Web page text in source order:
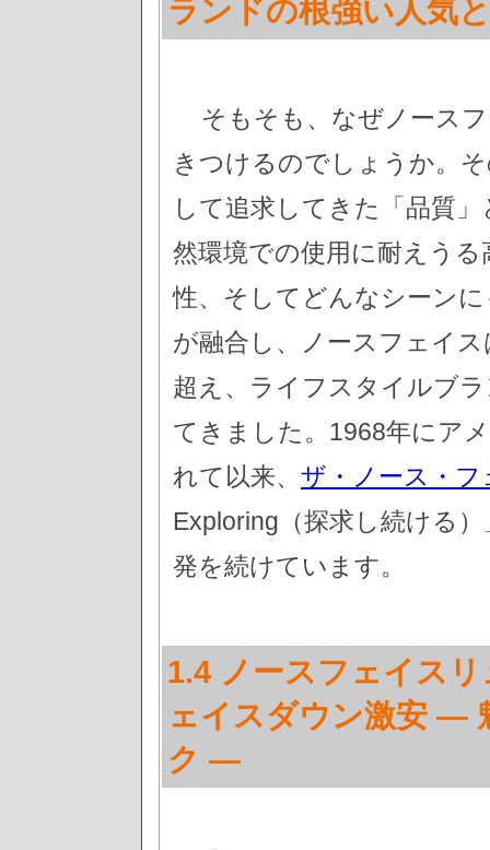
ランドの根強い人気
そもそも、なぜノース
きつけるのでしょうか。
して追求してきた「品質
然環境での使用に耐えう
性、そしてどんなシーン
が融合し、ノースフェイ
超え、ライフスタイルブ
てきました。1968年にア
れて以来、 ザ・ノース・フ
Exploring（探求し続ける
発を続けています。
1.4 ノースフェイス
ェイスダウン激安 —
ク —